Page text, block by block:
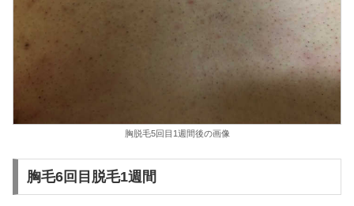
胸脱毛5回目1週間後の画像
胸毛6回目脱毛1週間